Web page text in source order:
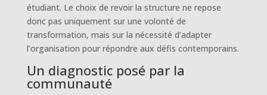
étudiant. Le choix de revoir la structure ne repose
donc pas uniquement sur une volonté de
transformation, mais sur la nécessité d’adapter
l’organisation pour répondre aux défis contemporains.
Un diagnostic posé par la
communauté